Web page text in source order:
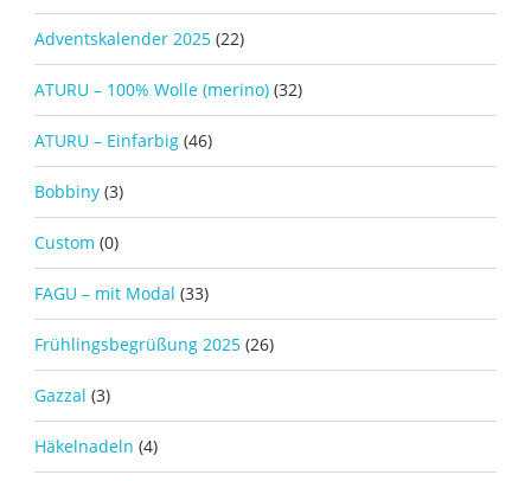
Adventskalender 2025 (22)
ATURU – 100% Wolle (merino) (32)
ATURU – Einfarbig (46)
Bobbiny (3)
Custom (0)
FAGU – mit Modal (33)
Frühlingsbegrüßung 2025 (26)
Gazzal (3)
Häkelnadeln (4)